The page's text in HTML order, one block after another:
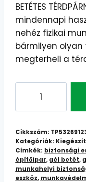
BETÉTES
mindennapi
nehéz fizikai
bármilyen olyan
megterheli a
Ultimate
Gél
Betétes
Térdpárna:
Kényelem
és
Cikkszám:
Kategóriák:
Címkék: biztonsági
építőipar, gél betét,
munkahelyi
eszköz,